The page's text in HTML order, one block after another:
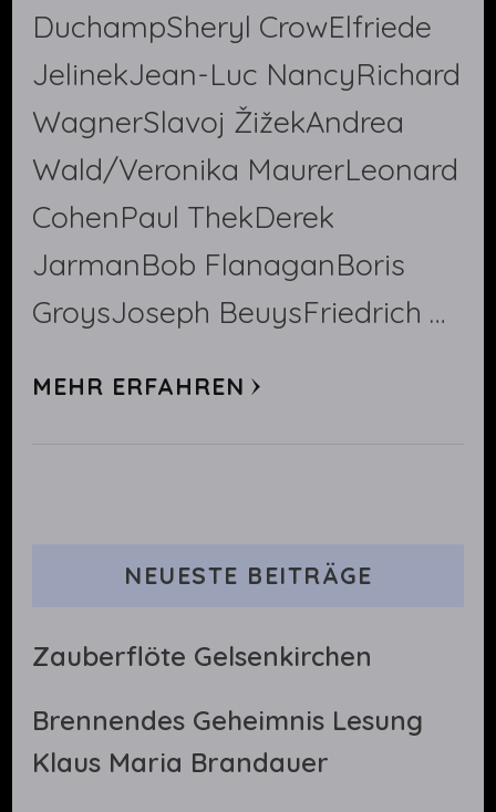
DuchampSheryl CrowElfriede
JelinekJean-Luc NancyRichard
WagnerSlavoj ŽižekAndrea
Wald/Veronika MaurerLeonard
CohenPaul ThekDerek
JarmanBob FlanaganBoris
GroysJoseph BeuysFriedrich …
MEHR ERFAHREN
NEUESTE BEITRÄGE
Zauberflöte Gelsenkirchen
Brennendes Geheimnis Lesung
Klaus Maria Brandauer